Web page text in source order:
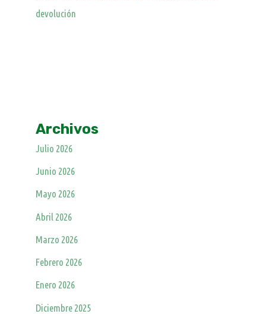
devolución
Archivos
Julio 2026
Junio 2026
Mayo 2026
Abril 2026
Marzo 2026
Febrero 2026
Enero 2026
Diciembre 2025